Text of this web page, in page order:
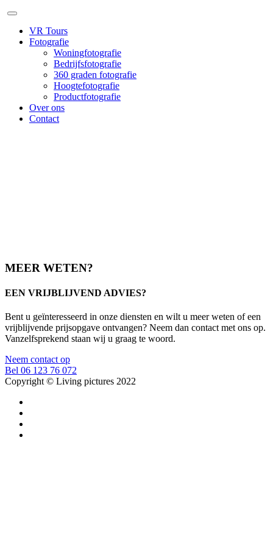
VR Tours
Fotografie
Woningfotografie
Bedrijfsfotografie
360 graden fotografie
Hoogtefotografie
Productfotografie
Over ons
Contact
MEER WETEN?
EEN VRIJBLIJVEND ADVIES?
Bent u geïnteresseerd in onze diensten en wilt u meer weten of een
vrijblijvende prijsopgave ontvangen? Neem dan contact met ons op.
Vanzelfsprekend staan wij u graag te woord.
Neem contact op
Bel 06 123 76 072
Copyright © Living pictures 2022